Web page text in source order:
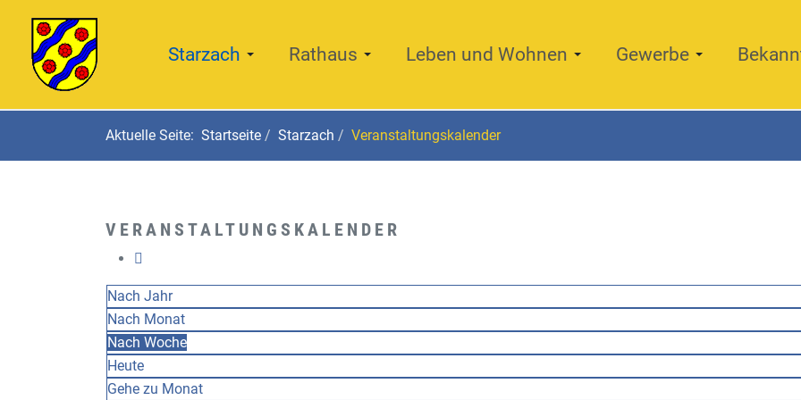
Starzach Rathaus Leben und Wohnen Gewerbe
Aktuelle Seite: Startseite Starzach Veranstaltungskalender
VERANSTALTUNGSKALENDER
Nach Jahr
Nach Monat
Nach Woche
Heute
Gehe zu Monat